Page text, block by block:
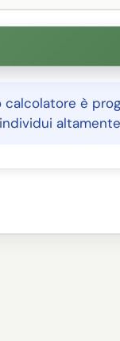
calcolatore è